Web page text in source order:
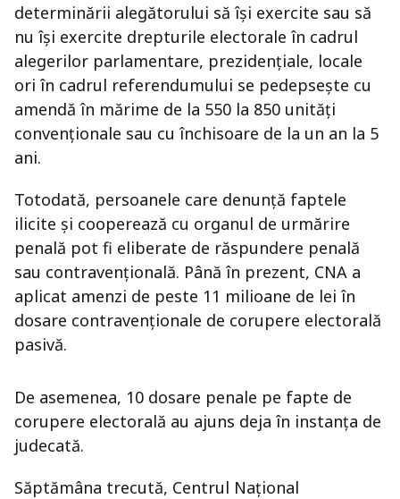
determinării alegătorului să îşi exercite sau să
nu îşi exercite drepturile electorale în cadrul
alegerilor parlamentare, prezidenţiale, locale
ori în cadrul referendumului se pedepseşte cu
amendă în mărime de la 550 la 850 unităţi
convenţionale sau cu închisoare de la un an la 5
ani.
Totodată, persoanele care denunță faptele
ilicite și cooperează cu organul de urmărire
penală pot fi eliberate de răspundere penală
sau contravențională. Până în prezent, CNA a
aplicat amenzi de peste 11 milioane de lei în
dosare contravenționale de corupere electorală
pasivă.
De asemenea, 10 dosare penale pe fapte de
corupere electorală au ajuns deja în instanța de
judecată.
Săptămâna trecută, Centrul Național